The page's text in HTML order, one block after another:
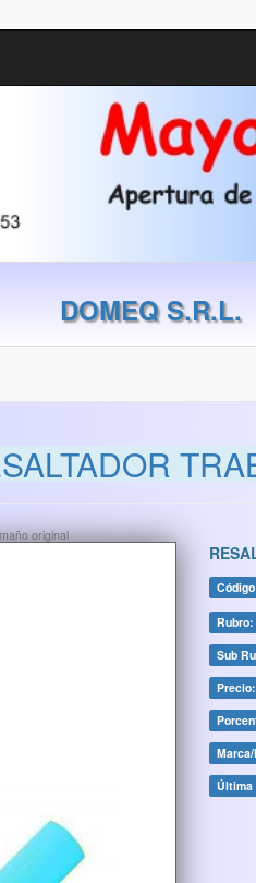
DOMEQ S.R.L.
original
Rubro:
Sub
Precio:
Última